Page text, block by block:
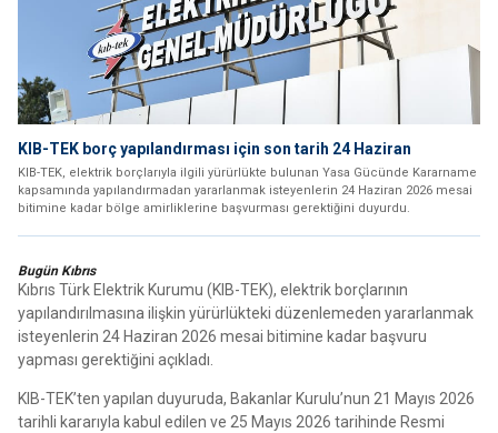
KIB-TEK borç yapılandırması için son tarih 24 Haziran
KIB-TEK, elektrik borçlarıyla ilgili yürürlükte bulunan Yasa Gücünde Kararname
kapsamında yapılandırmadan yararlanmak isteyenlerin 24 Haziran 2026 mesai
bitimine kadar bölge amirliklerine başvurması gerektiğini duyurdu.
Bugün Kıbrıs
Kıbrıs Türk Elektrik Kurumu (KIB-TEK), elektrik borçlarının
yapılandırılmasına ilişkin yürürlükteki düzenlemeden yararlanmak
isteyenlerin 24 Haziran 2026 mesai bitimine kadar başvuru
yapması gerektiğini açıkladı.
KIB-TEK’ten yapılan duyuruda, Bakanlar Kurulu’nun 21 Mayıs 2026
tarihli kararıyla kabul edilen ve 25 Mayıs 2026 tarihinde Resmi